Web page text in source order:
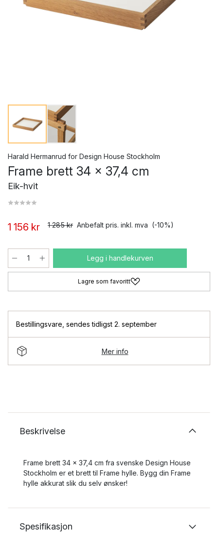
Harald Hermanrud for Design House Stockholm
Frame brett 34 x 37,4 cm
Eik-hvit
1 156 kr 1 285 kr Anbefalt pris. inkl. mva (-10%)
Legg i handlekurven
Lagre som favoritt
Bestillingsvare sendes tidligst 2. september
Mer info
Beskrivelse
Frame brett 34 x 37,4 cm fra svenske Design House
Stockholm er et brett til Frame hylle. Bygg din Frame
hylle akkurat slik du selv ønsker!
Spesifikasjon